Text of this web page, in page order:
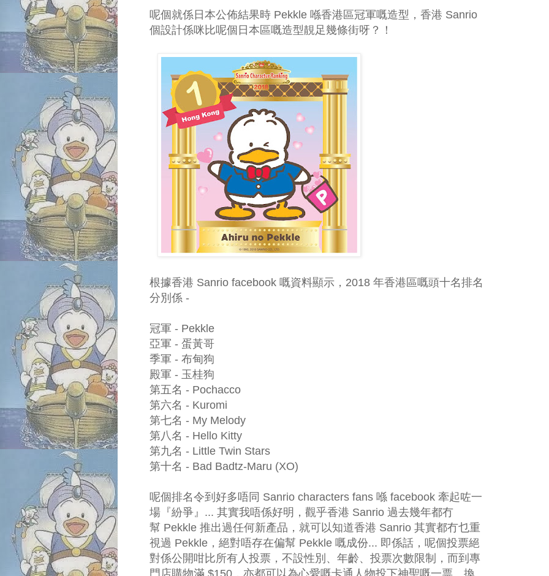
呢個就係日本公佈結果時 Pekkle 喺香港區冠軍嘅造型，香港 Sanrio
個設計係咪比呢個日本區嘅造型靚足幾條街呀？！
根據香港 Sanrio facebook 嘅資料顯示，2018 年香港區嘅頭十名排名
分別係 -
冠軍 - Pekkle
亞軍 - 蛋黃哥
季軍 - 布甸狗
殿軍 - 玉桂狗
第五名 - Pochacco
第六名 - Kuromi
第七名 - My Melody
第八名 - Hello Kitty
第九名 - Little Twin Stars
第十名 - Bad Badtz-Maru (XO)
呢個排名令到好多唔同 Sanrio characters fans 喺 facebook 牽起咗一
場『紛爭』... 其實我唔係好明，觀乎香港 Sanrio 過去幾年都冇
幫 Pekkle 推出過任何新產品，就可以知道香港 Sanrio 其實都冇乜重
視過 Pekkle，絕對唔存在偏幫 Pekkle 嘅成份... 即係話，呢個投票絕
對係公開咁比所有人投票，不設性別、年齡、投票次數限制，而到專
門店購物滿 $150，亦都可以為心愛嘅卡通人物投下神聖嘅一票。換